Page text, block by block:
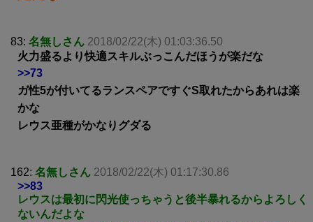
83: 名無しさん 2018/02/22(木) 01:03:36.50
火力盛るより快適スキルぶっこんだほうが楽だな
>>73
ガ性5が付いてるランスペアですぐS取れたからあれは楽
かな
レウス亜種がかなりグダる
162: 名無しさん 2018/02/22(木) 01:17:30.86
>>83
レウスは最初に閃光使っちゃうと後半暴れるからよろしく
ないんだよな